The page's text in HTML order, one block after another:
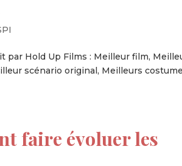
par Hold Up Films : Meilleur film,
scénario original, Meilleurs
faire évoluer les